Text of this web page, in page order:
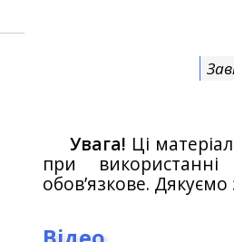
Увага! Ці
при
обов’язкове.